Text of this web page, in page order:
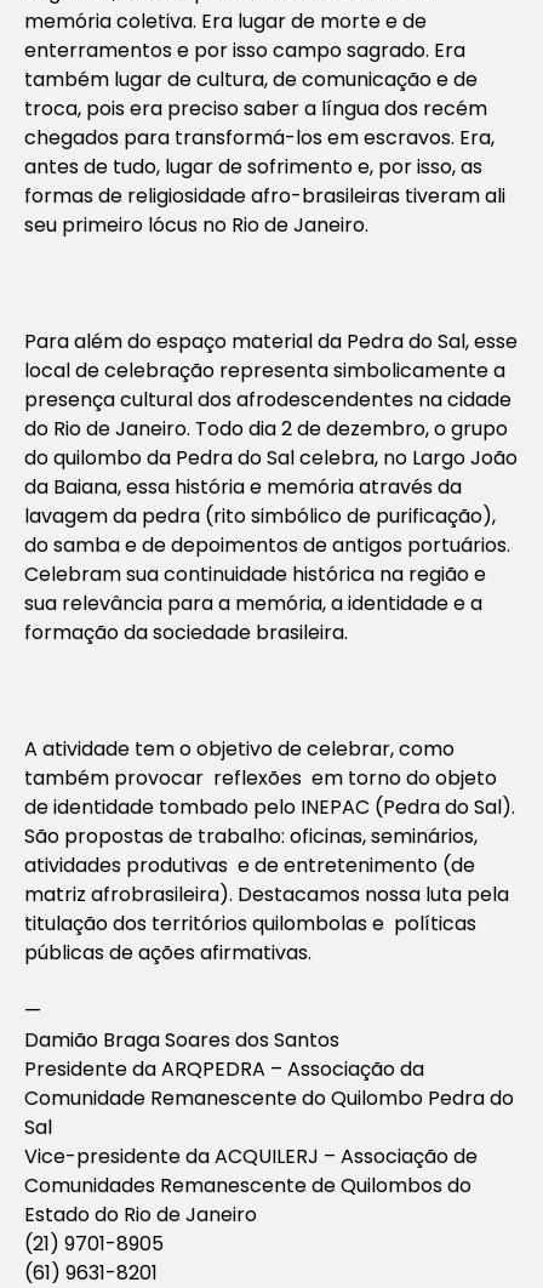
memória coletiva. Era lugar de morte e de
enterramentos e por isso campo sagrado. Era
também lugar de cultura, de comunicação e de
troca, pois era preciso saber a língua dos recém
chegados para transformá-los em escravos. Era,
antes de tudo, lugar de sofrimento e, por isso, as
formas de religiosidade afro-brasileiras tiveram ali
seu primeiro lócus no Rio de Janeiro.
Para além do espaço material da Pedra do Sal, esse
local de celebração representa simbolicamente a
presença cultural dos afrodescendentes na cidade
do Rio de Janeiro. Todo dia 2 de dezembro, o grupo
do quilombo da Pedra do Sal celebra, no Largo João
da Baiana, essa história e memória através da
lavagem da pedra (rito simbólico de purificação),
do samba e de depoimentos de antigos portuários.
Celebram sua continuidade histórica na região e
sua relevância para a memória, a identidade e a
formação da sociedade brasileira.
A atividade tem o objetivo de celebrar, como
também provocar reflexões em torno do objeto
de identidade tombado pelo INEPAC (Pedra do Sal).
São propostas de trabalho: oficinas, seminários,
atividades produtivas e de entretenimento (de
matriz afrobrasileira). Destacamos nossa luta pela
titulação dos territórios quilombolas e políticas
públicas de ações afirmativas.
—
Damião Braga Soares dos Santos
Presidente da ARQPEDRA – Associação da
Comunidade Remanescente do Quilombo Pedra do
Sal
Vice-presidente da ACQUILERJ – Associação de
Comunidades Remanescente de Quilombos do
Estado do Rio de Janeiro
(21) 9701-8905
(61) 9631-8201